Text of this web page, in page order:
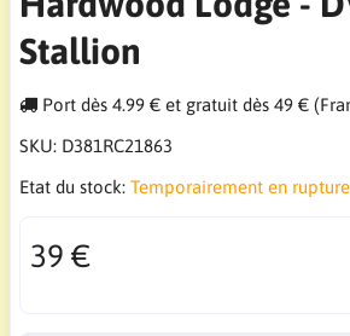
Stallion
Port dès 4.99 € et gratuit dès 49 €
SKU: D381RC21863
Etat du stock: Temporairement en rupture
39 €